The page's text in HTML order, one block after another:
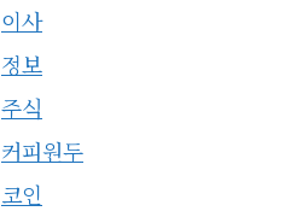
이사
정보
주식
커피원두
코인